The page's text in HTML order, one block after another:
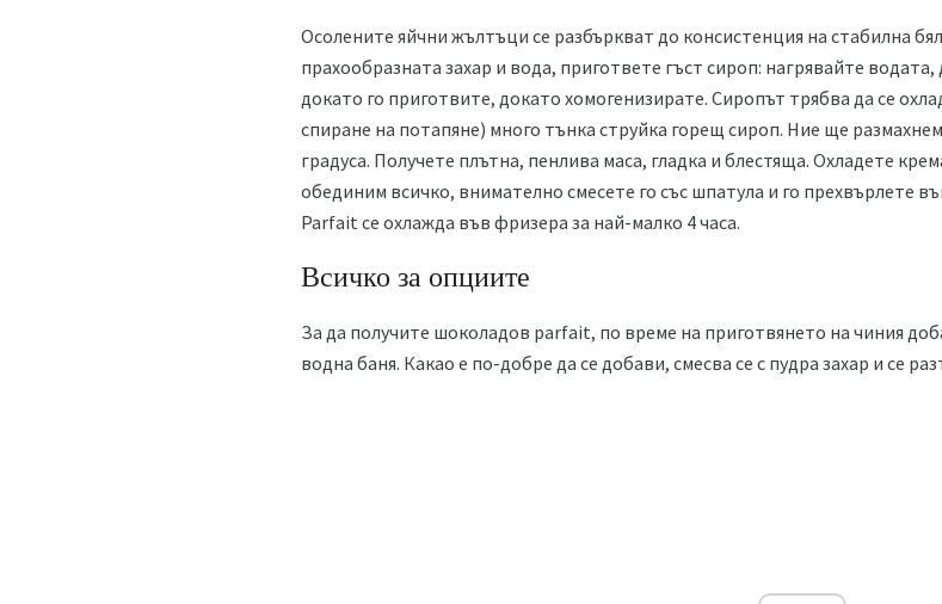
Осолените яйчни жълтъци се разбъркват до консистенция на стабилна
прахообразната захар и вода, пригответе гъст сироп: нагрявайте
докато го приготвите, докато хомогенизирате. Сиропът трябва да се
спиране на потапяне) много тънка струйка горещ сироп. Ние ще
градуса. Получете плътна, пенлива маса, гладка и блестяща. Охладете
обединим всичко, внимателно смесете го със шпатула и го прехвърлете
Parfait се охлажда във фризера за най-малко 4 часа.
Всичко за опциите
За да получите шоколадов parfait, по време на приготвянето на чиния
водна баня. Какао е по-добре да се добави, смесва се с пудра захар и се